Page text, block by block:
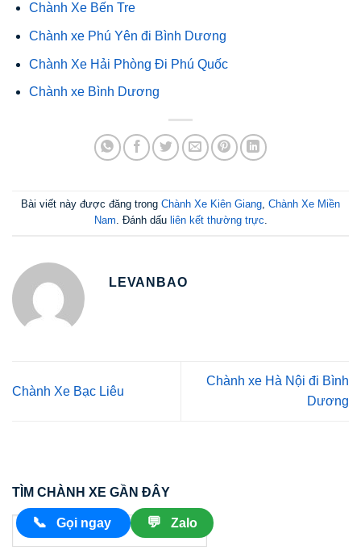
📞 Gọi ngay 💬 Zalo
Chành Xe Bến Tre
Chành xe Phú Yên đi Bình Dương
Chành Xe Hải Phòng Đi Phú Quốc
Chành xe Bình Dương
Bài viết này được đăng trong Chành Xe Kiên Giang, Chành Xe Miền
Nam. Đánh dấu liên kết thường trực.
LEVANBAO
Chành Xe Bạc Liêu
Chành xe Hà Nội đi Bình
Dương
TÌM CHÀNH XE GẦN ĐÂY